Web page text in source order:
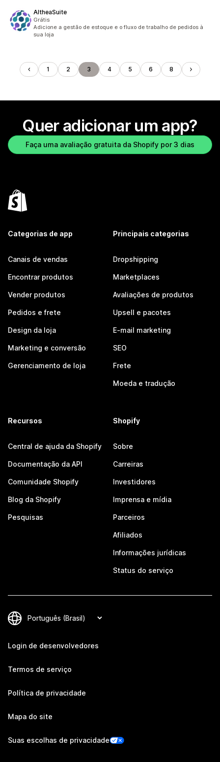
AltheaSuite
Grátis
Adicione a gestão de estoque e o fluxo de trabalho de pedidos à
sua loja
1 2 3 4 5 6 8
Quer adicionar um app?
Faça uma avaliação gratuita da Shopify por 3 dias
Categorias de app
Canais de vendas
Encontrar produtos
Vender produtos
Pedidos e frete
Design da loja
Marketing e conversão
Gerenciamento de loja
Principais categorias
Dropshipping
Marketplaces
Avaliações de produtos
Upsell e pacotes
E-mail marketing
SEO
Frete
Moeda e tradução
Recursos
Central de ajuda da Shopify
Documentação da API
Comunidade Shopify
Blog da Shopify
Pesquisas
Shopify
Sobre
Carreiras
Investidores
Imprensa e mídia
Parceiros
Afiliados
Informações jurídicas
Status do serviço
Login de desenvolvedores
Termos de serviço
Política de privacidade
Mapa do site
Suas escolhas de privacidade